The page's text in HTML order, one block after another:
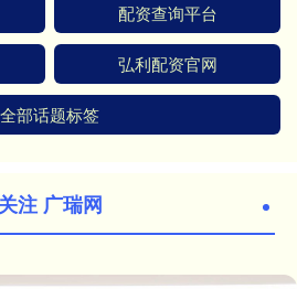
配资查询平台
弘利配资官网
全部话题标签
注 广瑞网